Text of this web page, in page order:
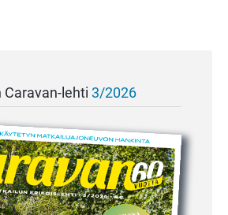
Caravan-lehti 3/2026